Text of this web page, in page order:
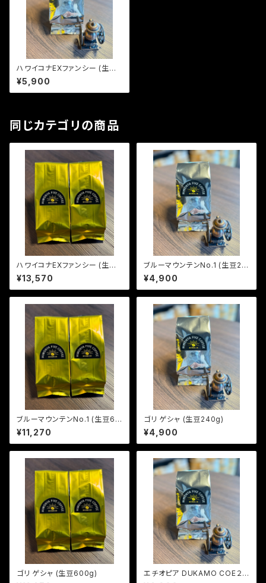
ハワイコナEXファンシー (生豆2
40g)
¥5,900
同じカテゴリの商品
ハワイコナEXファンシー (生豆6
00g)
¥13,570
ブルーマウンテンNo.1 (生豆24
0g)
¥4,900
ブルーマウンテンNo.1 (生豆60
0g)
¥11,270
ゴリ ゲシャ (生豆240g)
¥4,900
ゴリ ゲシャ (生豆600g)
エチオピア DUKAMO COE２